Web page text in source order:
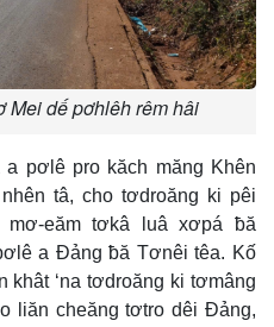
Mei dế pơhlêh rêm hâi
pơlê pro kăch măng Khên
tâ, cho tơdroăng ki pêi
eăm tơkâ luâ xơpá ƀă
a Đảng ƀă Tơnêi têa. Kố
khât ‘na tơdroăng ki tơmâng
liăn cheăng tơtro dêi Đảng,